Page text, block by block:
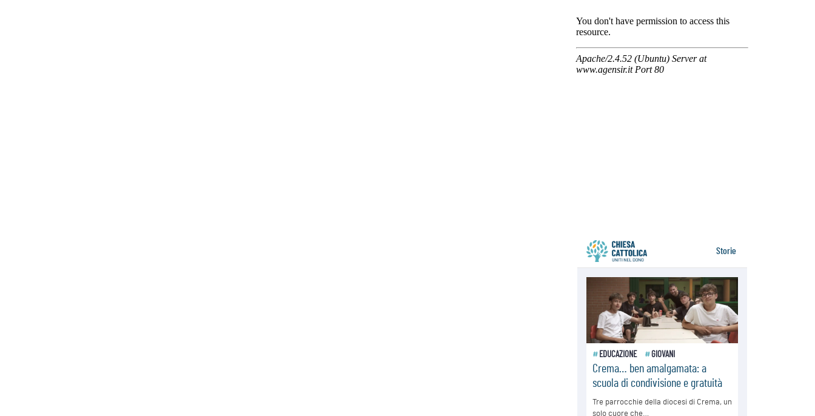
Hiroshima, ad 81 anni dalla bomba
06.08.2026
Il Papa con i giovani ad Assisi:
costruire la civiltà dell'amore non